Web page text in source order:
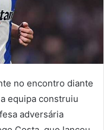
no encontro diante
equipa construiu
adversária